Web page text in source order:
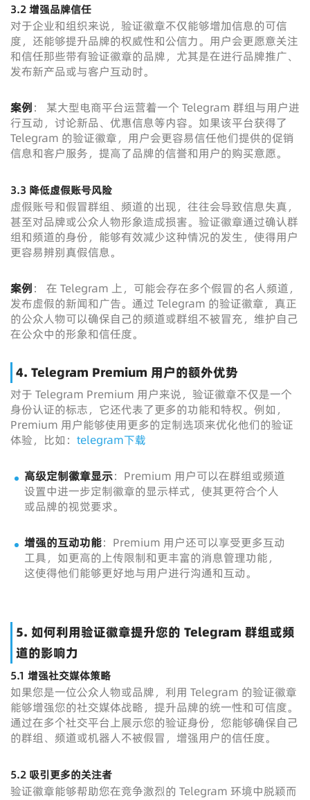
3.2 增强品牌信任
对于企业和组织来说，验证徽章不仅能够增加信息的可信
度，还能够提升品牌的权威性和公信力。用户会更愿意关注
和信任那些带有验证徽章的品牌，尤其是在进行品牌推广、
发布新产品或与客户互动时。
案例： 某大型电商平台运营着一个 Telegram 群组与用户进
行互动，讨论新品、优惠信息等内容。如果该平台获得了
Telegram 的验证徽章，用户会更容易信任他们提供的促销
信息和客户服务，提高了品牌的信誉和用户的购买意愿。
3.3 降低虚假账号风险
虚假账号和假冒群组、频道的出现，往往会导致信息失真，
甚至对品牌或公众人物形象造成损害。验证徽章通过确认群
组和频道的身份，能够有效减少这种情况的发生，使得用户
更容易辨别真假信息。
案例： 在 Telegram 上，可能会存在多个假冒的名人频道，
发布虚假的新闻和广告。通过 Telegram 的验证徽章，真正
的公众人物可以确保自己的频道或群组不被冒充，维护自己
在公众中的形象和信任度。
4. Telegram Premium 用户的额外优势
对于 Telegram Premium 用户来说，验证徽章不仅是一个
身份认证的标志，它还代表了更多的功能和特权。例如，
Premium 用户能够使用更多的定制选项来优化他们的验证
体验，比如： telegram下载
高级定制徽章显示：Premium 用户可以在群组或频道
设置中进一步定制徽章的显示样式，使其更符合个人
或品牌的视觉要求。
增强的互动功能：Premium 用户还可以享受更多互动
工具，如更高的上传限制和更丰富的消息管理功能，
这使得他们能够更好地与用户进行沟通和互动。
5. 如何利用验证徽章提升您的 Telegram 群组或频
道的影响力
5.1 增强社交媒体策略
如果您是一位公众人物或品牌，利用 Telegram 的验证徽章
能够增强您的社交媒体战略，提升品牌的统一性和可信度。
通过在多个社交平台上展示您的验证身份，您能够确保自己
的群组、频道或机器人不被假冒，增强用户的信任度。
5.2 吸引更多的关注者
验证徽章能够帮助您在竞争激烈的 Telegram 环境中脱颖而